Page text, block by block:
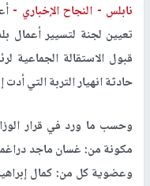
نابلس - النجاح الإخباري -
تعيين لجنة لتسيير أعمال
قبول الاستقالة الجماعية
حادثة انهيار التربة التي
وحسب ما ورد في قرار
مكونة من: غسان ماجد
وعضوية كل من: كمال